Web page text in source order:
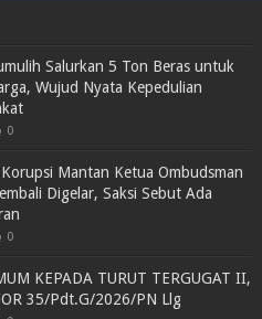
Salurkan 5 Ton Beras untuk
Wujud Nyata Kepedulian
0
Mantan Ketua Ombudsman
Digelar, Saksi Sebut Ada
0
KEPADA TURUT TERGUGAT II,
35/Pdt.G/2026/PN Llg